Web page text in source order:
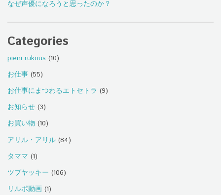
なぜ声優になろうと思ったのか？
Categories
pieni rukous (10)
お仕事 (55)
お仕事にまつわるエトセトラ (9)
お知らせ (3)
お買い物 (10)
アリル・アリル (84)
タママ (1)
ツブヤッキー (106)
リルポ動画 (1)